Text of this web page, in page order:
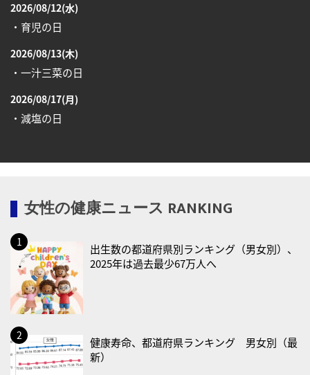
2026/08/12(水)
・育児の日
2026/08/13(木)
・一汁三菜の日
2026/08/17(月)
・減塩の日
・防犯の日
・世界人道デー
2026/08/21(金)
・治療アプリの日
・献血の日
・禁煙の日
2026/08/23(日)
女性の健康ニュース RANKING
出生数の都道府県別ランキング（男女別）、
2025年は過去最少67万人へ
健康寿命、都道府県ランキング 男女別（最
新）